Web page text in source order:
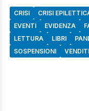
CRISI CRISI
EVENTI
EVIDENZA
LETTURA
LIBRI
SOSPENSIONI